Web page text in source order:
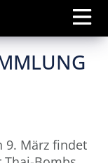
9. März findet